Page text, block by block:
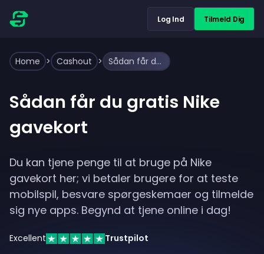
Log Ind Tilmeld Dig
Home > Cashout > Sådan får du gratis Nike gavekort
Sådan får du gratis Nike
gavekort
Du kan tjene penge til at bruge på Nike
gavekort her; vi betaler brugere for at teste
mobilspil, besvare spørgeskemaer og tilmelde
sig nye apps. Begynd at tjene online i dag!
Excellent Trustpilot